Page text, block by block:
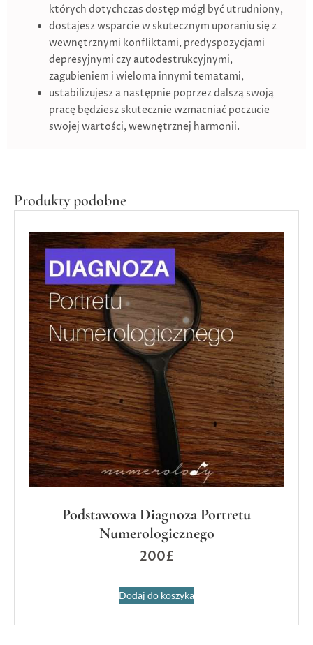
których dotychczas dostęp mógł być utrudniony,
dostajesz wsparcie w skutecznym uporaniu się z
wewnętrznymi konfliktami, predyspozycjami
depresyjnymi czy autodestrukcyjnymi,
zagubieniem i wieloma innymi tematami,
ustabilizujesz a następnie poprzez dalszą swoją
pracę będziesz skutecznie wzmacniać poczucie
swojej wartości, wewnętrznej harmonii.
Produkty podobne
Podstawowa Diagnoza Portretu
Numerologicznego
200£
Dodaj do koszyka